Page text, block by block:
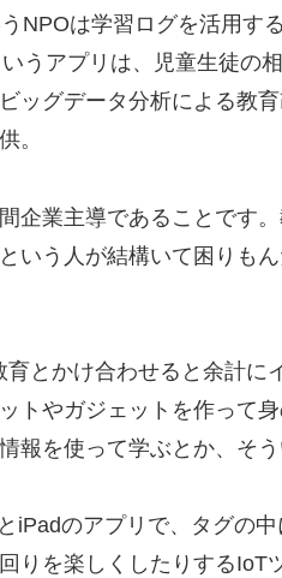
NPOは学習ログを活用す
うアプリは、児童生徒の
ッグデータ分析による教
。
企業主導であることです
いう人が結構いて困りも
とかけ合わせると余計に
トやガジェットを作って
報を使って学ぶとか、そう
iPadのアプリで、タグの
りを楽しくしたりするIoT